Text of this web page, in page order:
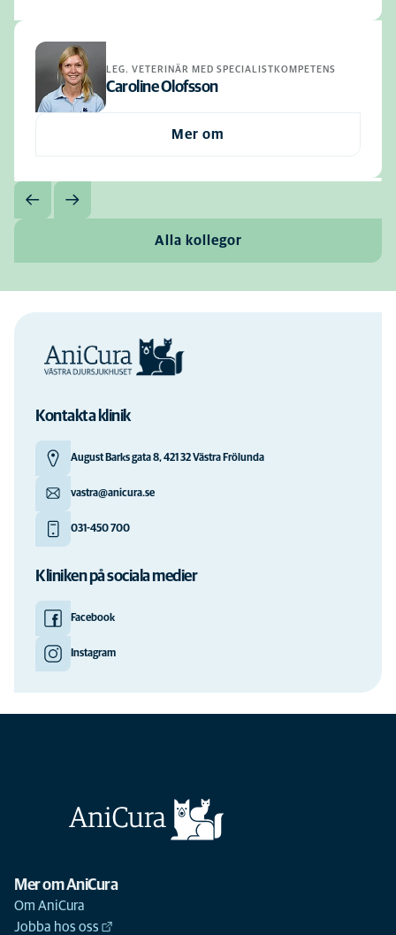
LEG. VETERINÄR MED SPECIALISTKOMPETENS
Caroline Olofsson
Mer om
Alla kollegor
Kontakta klinik
August Barks gata 8, 421 32 Västra Frölunda
vastra@anicura.se
031-450 700
Kliniken på sociala medier
Facebook
Instagram
Mer om AniCura
Om AniCura
Jobba hos oss